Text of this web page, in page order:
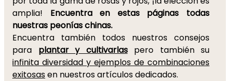
amplia! Encuentra en estas páginas todas
nuestras peonías chinas.
Encuentra también todos nuestros consejos
para plantar y cultivarlaspero también su
infinita diversidad y ejemplos de combinaciones
exitosasen nuestros artículos dedicados.